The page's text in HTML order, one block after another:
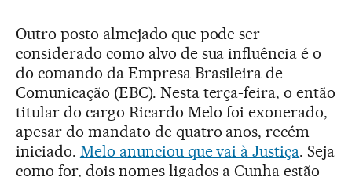
Outro posto almejado que pode ser
considerado como alvo de sua influência é o
do comando da Empresa Brasileira de
Comunicação (EBC). Nesta terça-feira, o então
titular do cargo Ricardo Melo foi exonerado,
apesar do mandato de quatro anos, recém
iniciado. Melo anunciou que vai à Justiça. Seja
como for, dois nomes ligados a Cunha estão